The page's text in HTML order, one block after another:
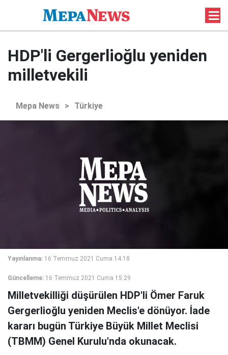
HDP'li Gergerlioğlu yeniden
milletvekili
Mepa News > Türkiye
Yayınlanma: 16 Temmuz 2021 Cuma 14:18
Güncelleme: 16 Temmuz 2021 Cuma 15:29
Milletvekilliği düşürülen HDP'li Ömer Faruk
Gergerlioğlu yeniden Meclis'e dönüyor. İade
kararı bugün Türkiye Büyük Millet Meclisi
(TBMM) Genel Kurulu'nda okunacak.